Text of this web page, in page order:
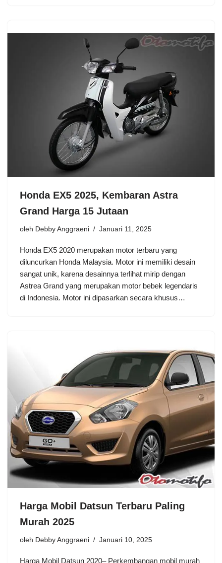
Honda EX5 2025, Kembaran Astra
Grand Harga 15 Jutaan
oleh Debby Anggraeni Januari 11, 2025
Honda EX5 2020 merupakan motor terbaru yang
diluncurkan Honda Malaysia. Motor ini memiliki desain
sangat unik, karena desainnya terlihat mirip dengan
Astrea Grand yang merupakan motor bebek legendaris
di Indonesia. Motor ini dipasarkan secara khusus…
Harga Mobil Datsun Terbaru Paling
Murah 2025
oleh Debby Anggraeni Januari 10, 2025
Harga Mobil Datsun 2020– Perkembangan mobil murah